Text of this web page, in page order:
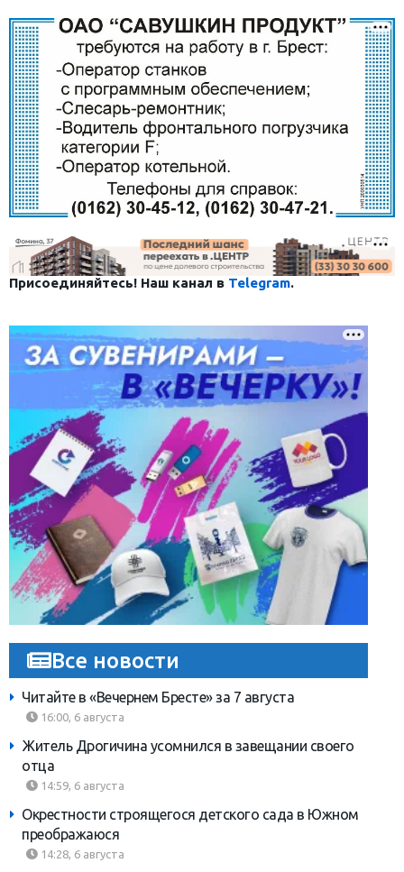
Присоединяйтесь! Наш канал в Telegram.
Все новости
Читайте в «Вечернем Бресте» за 7 августа
16:00, 6 августа
Житель Дрогичина усомнился в завещании своего
отца
14:59, 6 августа
Окрестности строящегося детского сада в Южном
преображаюся
14:28, 6 августа